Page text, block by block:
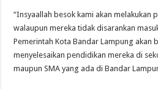
“Insyaallah besok kami akan melakukan
walaupun mereka tidak disarankan
Pemerintah Kota Bandar Lampung akan
menyelesaikan pendidikan mereka di
maupun SMA yang ada di Bandar